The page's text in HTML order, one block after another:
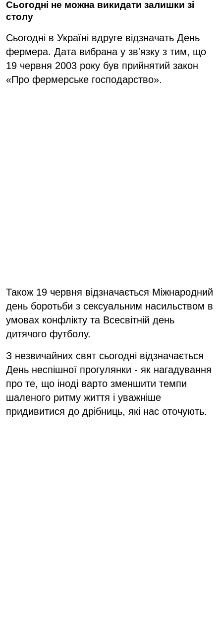
Сьогодні не можна викидати залишки зі
столу
Сьогодні в Україні вдруге відзначать День
фермера. Дата вибрана у зв'язку з тим, що
19 червня 2003 року був прийнятий закон
«Про фермерське господарство».
Також 19 червня відзначається Міжнародний
день боротьби з сексуальним насильством в
умовах конфлікту та Всесвітній день
дитячого футболу.
З незвичайних свят сьогодні відзначається
День неспішної прогулянки - як нагадування
про те, що іноді варто зменшити темпи
шаленого ритму життя і уважніше
придивитися до дрібниць, які нас оточують.